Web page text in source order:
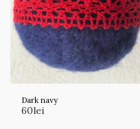
Dark navy
60lei